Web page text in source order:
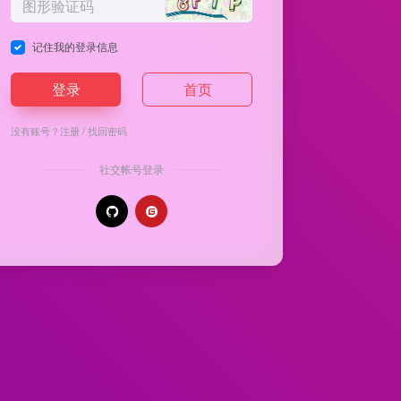
记住我的登录信息
登录 首页
没有账号？注册/找回密码
社交帐号登录